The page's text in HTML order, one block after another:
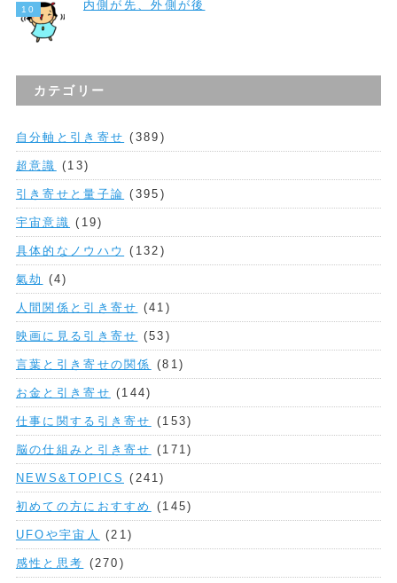
内側が先、外側が後
カテゴリー
自分軸と引き寄せ (389)
超意識 (13)
引き寄せと量子論 (395)
宇宙意識 (19)
具体的なノウハウ (132)
氣劫 (4)
人間関係と引き寄せ (41)
映画に見る引き寄せ (53)
言葉と引き寄せの関係 (81)
お金と引き寄せ (144)
仕事に関する引き寄せ (153)
脳の仕組みと引き寄せ (171)
NEWS&TOPICS (241)
初めての方におすすめ (145)
UFOや宇宙人 (21)
感性と思考 (270)